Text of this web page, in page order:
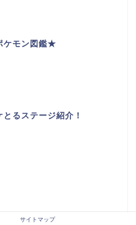
モン図鑑★
とるステージ紹介！
サイトマップ